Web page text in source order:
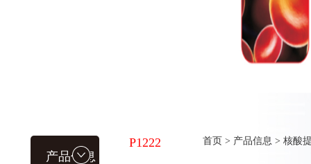
产品信息
P1222 首页 > 产品信息 > 核酸